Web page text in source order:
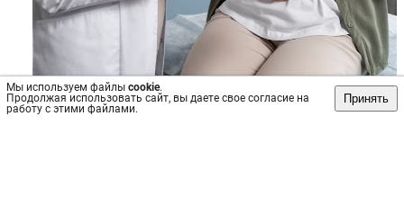
Мы используем файлы cookie.
Продолжая использовать сайт, вы даете свое согласие на
работу с этими файлами.
Принять